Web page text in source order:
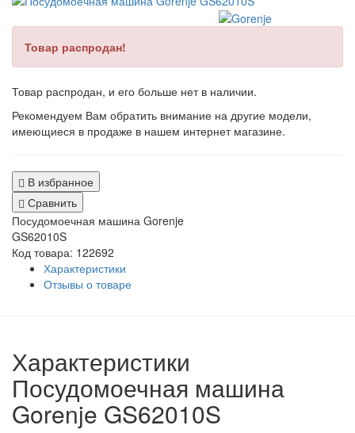
Товар распродан!
Товар распродан, и его больше нет в наличии.
Рекомендуем Вам обратить внимание на другие модели,
имеющиеся в продаже в нашем интернет магазине.
В избранное
Сравнить
Посудомоечная машина Gorenje
GS62010S
Код товара: 122692
Характеристики
Отзывы о товаре
Характеристики
Посудомоечная машина
Gorenje GS62010S